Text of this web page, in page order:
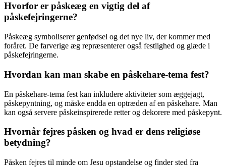
Hvorfor er påskeæg en vigtig del af
påskefejringerne?
Påskeæg symboliserer genfødsel og det nye liv, der kommer med
foråret. De farverige æg repræsenterer også festlighed og glæde i
påskefejringerne.
Hvordan kan man skabe en påskehare-tema fest?
En påskehare-tema fest kan inkludere aktiviteter som æggejagt,
påskepyntning, og måske endda en optræden af en påskehare. Man
kan også servere påskeinspirerede retter og dekorere med påskepynt.
Hvornår fejres påsken og hvad er dens religiøse
betydning?
Påsken fejres til minde om Jesu opstandelse og finder sted fra